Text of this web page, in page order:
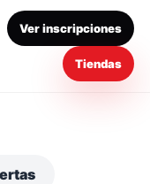
Ver inscripciones
Tiendas